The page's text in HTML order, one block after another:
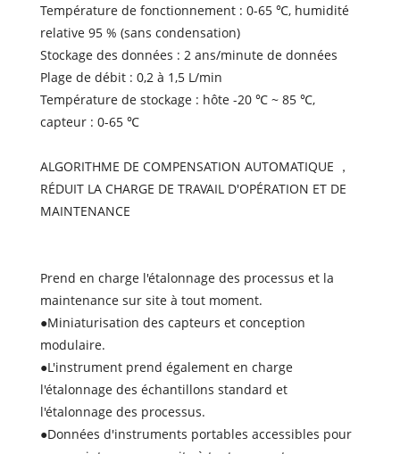
Température de fonctionnement : 0-65 ℃, humidité
relative 95 % (sans condensation)
Stockage des données : 2 ans/minute de données
Plage de débit : 0,2 à 1,5 L/min
Température de stockage : hôte -20 ℃ ~ 85 ℃,
capteur : 0-65 ℃
ALGORITHME DE COMPENSATION AUTOMATIQUE ，
RÉDUIT LA CHARGE DE TRAVAIL D'OPÉRATION ET DE
MAINTENANCE
Prend en charge l'étalonnage des processus et la
maintenance sur site à tout moment.
●Miniaturisation des capteurs et conception
modulaire.
●L'instrument prend également en charge
l'étalonnage des échantillons standard et
l'étalonnage des processus.
●Données d'instruments portables accessibles pour